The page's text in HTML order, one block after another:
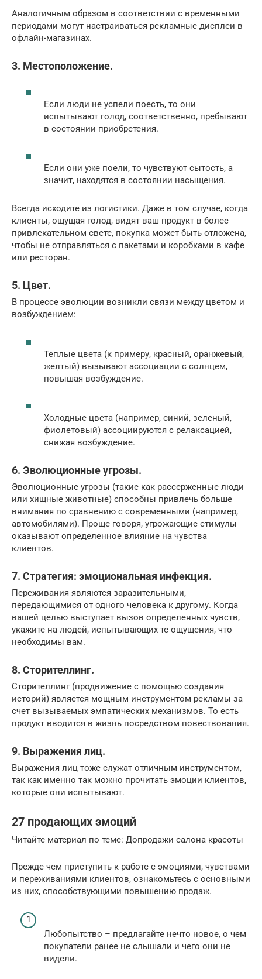
Аналогичным образом в соответствии с временными
периодами могут настраиваться рекламные дисплеи в
офлайн-магазинах.
3. Местоположение.
Если люди не успели поесть, то они
испытывают голод, соответственно, пребывают
в состоянии приобретения.
Если они уже поели, то чувствуют сытость, а
значит, находятся в состоянии насыщения.
Всегда исходите из логистики. Даже в том случае, когда
клиенты, ощущая голод, видят ваш продукт в более
привлекательном свете, покупка может быть отложена,
чтобы не отправляться с пакетами и коробками в кафе
или ресторан.
5. Цвет.
В процессе эволюции возникли связи между цветом и
возбуждением:
Теплые цвета (к примеру, красный, оранжевый,
желтый) вызывают ассоциации с солнцем,
повышая возбуждение.
Холодные цвета (например, синий, зеленый,
фиолетовый) ассоциируются с релаксацией,
снижая возбуждение.
6. Эволюционные угрозы.
Эволюционные угрозы (такие как рассерженные люди
или хищные животные) способны привлечь больше
внимания по сравнению с современными (например,
автомобилями). Проще говоря, угрожающие стимулы
оказывают определенное влияние на чувства
клиентов.
7. Стратегия: эмоциональная инфекция.
Переживания являются заразительными,
передающимися от одного человека к другому. Когда
вашей целью выступает вызов определенных чувств,
укажите на людей, испытывающих те ощущения, что
необходимы вам.
8. Сторителлинг.
Сторителлинг (продвижение с помощью создания
историй) является мощным инструментом рекламы за
счет вызываемых эмпатических механизмов. То есть
продукт вводится в жизнь посредством повествования.
9. Выражения лиц.
Выражения лиц тоже служат отличным инструментом,
так как именно так можно прочитать эмоции клиентов,
которые они испытывают.
27 продающих эмоций
Читайте материал по теме: Допродажи салона красоты
Прежде чем приступить к работе с эмоциями, чувствами
и переживаниями клиентов, ознакомьтесь с основными
из них, способствующими повышению продаж.
Любопытство – предлагайте нечто новое, о чем
покупатели ранее не слышали и чего они не
видели.